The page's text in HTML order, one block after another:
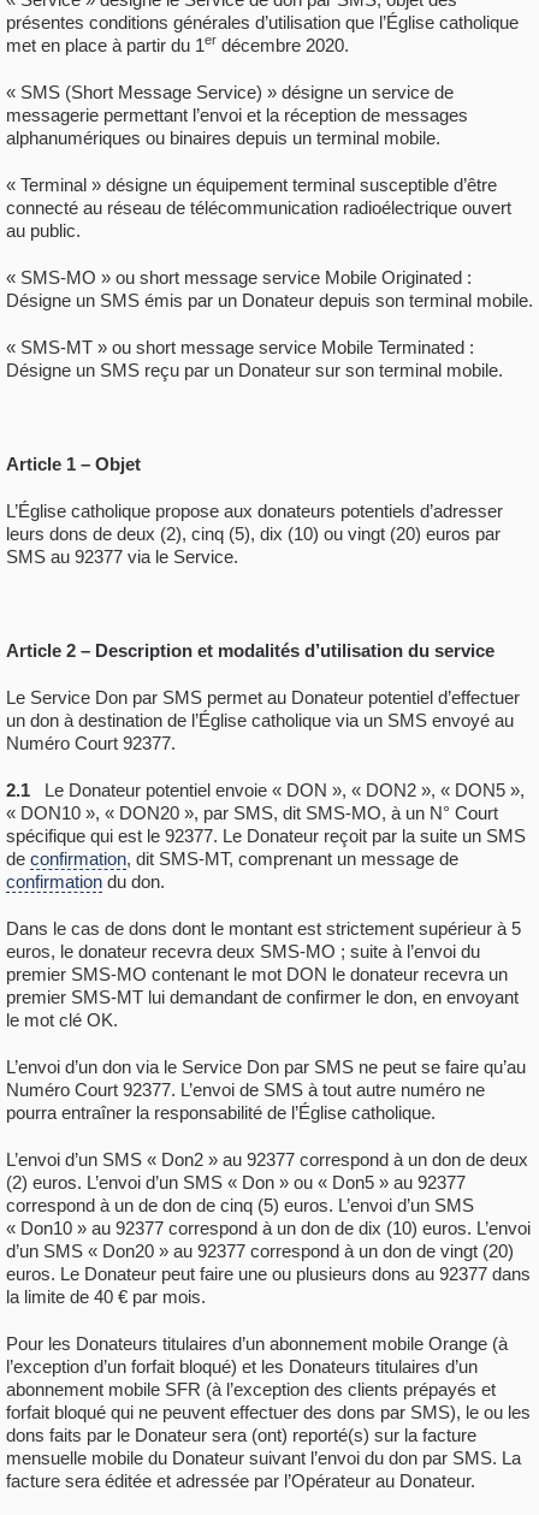
présentes conditions générales d’utilisation que l’Église catholique
met en place à partir du 1er décembre 2020.
« SMS (Short Message Service) » désigne un service de
messagerie permettant l’envoi et la réception de messages
alphanumériques ou binaires depuis un terminal mobile.
« Terminal » désigne un équipement terminal susceptible d’être
connecté au réseau de télécommunication radioélectrique ouvert
au public.
« SMS-MO » ou short message service Mobile Originated :
Désigne un SMS émis par un Donateur depuis son terminal mobile.
« SMS-MT » ou short message service Mobile Terminated :
Désigne un SMS reçu par un Donateur sur son terminal mobile.
Article 1 – Objet
L’Église catholique propose aux donateurs potentiels d’adresser
leurs dons de deux (2), cinq (5), dix (10) ou vingt (20) euros par
SMS au 92377 via le Service.
Article 2 – Description et modalités d’utilisation du service
Le Service Don par SMS permet au Donateur potentiel d’effectuer
un don à destination de l’Église catholique via un SMS envoyé au
Numéro Court 92377.
2.1 Le Donateur potentiel envoie « DON », « DON2 », « DON5 »,
« DON10 », « DON20 », par SMS, dit SMS-MO, à un N° Court
spécifique qui est le 92377. Le Donateur reçoit par la suite un SMS
de confirmation, dit SMS-MT, comprenant un message de
confirmation du don.
Dans le cas de dons dont le montant est strictement supérieur à 5
euros, le donateur recevra deux SMS-MO ; suite à l’envoi du
premier SMS-MO contenant le mot DON le donateur recevra un
premier SMS-MT lui demandant de confirmer le don, en envoyant
le mot clé OK.
L’envoi d’un don via le Service Don par SMS ne peut se faire qu’au
Numéro Court 92377. L’envoi de SMS à tout autre numéro ne
pourra entraîner la responsabilité de l’Église catholique.
L’envoi d’un SMS « Don2 » au 92377 correspond à un don de deux
(2) euros. L’envoi d’un SMS « Don » ou « Don5 » au 92377
correspond à un de don de cinq (5) euros. L’envoi d’un SMS
« Don10 » au 92377 correspond à un don de dix (10) euros. L’envoi
d’un SMS « Don20 » au 92377 correspond à un don de vingt (20)
euros. Le Donateur peut faire une ou plusieurs dons au 92377 dans
la limite de 40 € par mois.
Pour les Donateurs titulaires d’un abonnement mobile Orange (à
l’exception d’un forfait bloqué) et les Donateurs titulaires d’un
abonnement mobile SFR (à l’exception des clients prépayés et
forfait bloqué qui ne peuvent effectuer des dons par SMS), le ou les
dons faits par le Donateur sera (ont) reporté(s) sur la facture
mensuelle mobile du Donateur suivant l’envoi du don par SMS. La
facture sera éditée et adressée par l’Opérateur au Donateur.